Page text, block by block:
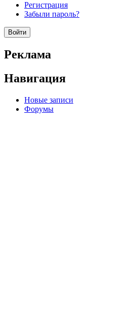
Регистрация
Забыли пароль?
Реклама
Навигация
Новые записи
Форумы